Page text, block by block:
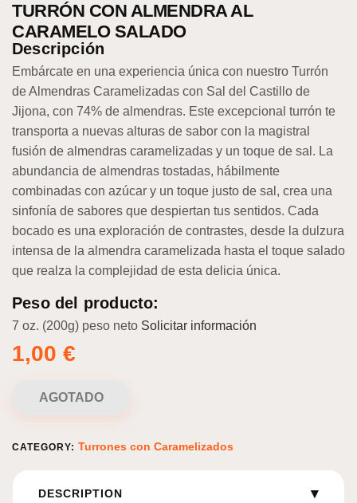
TURRÓN CON ALMENDRA AL
CARAMELO SALADO
Descripción
Embárcate en una experiencia única con nuestro Turrón
de Almendras Caramelizadas con Sal del Castillo de
Jijona, con 74% de almendras. Este excepcional turrón te
transporta a nuevas alturas de sabor con la magistral
fusión de almendras caramelizadas y un toque de sal. La
abundancia de almendras tostadas, hábilmente
combinadas con azúcar y un toque justo de sal, crea una
sinfonía de sabores que despiertan tus sentidos. Cada
bocado es una exploración de contrastes, desde la dulzura
intensa de la almendra caramelizada hasta el toque salado
que realza la complejidad de esta delicia única.
Peso del producto:
7 oz. (200g) peso neto Solicitar información
1,00 €
AGOTADO
CATEGORY: Turrones con Caramelizados
DESCRIPTION
▾